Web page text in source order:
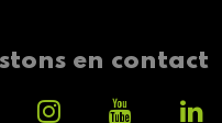
en contact